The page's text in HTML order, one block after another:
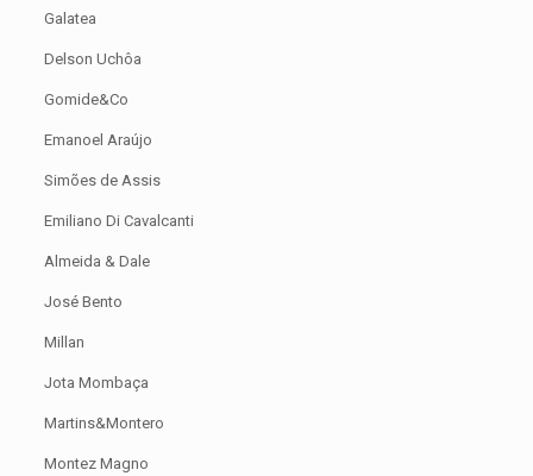
Galatea
Delson Uchôa
Gomide&Co
Emanoel Araújo
Simões de Assis
Emiliano Di Cavalcanti
Almeida & Dale
José Bento
Millan
Jota Mombaça
Martins&Montero
Montez Magno